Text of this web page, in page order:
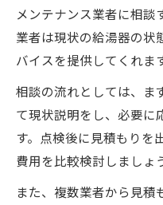
メンテナンス業者に相談
業者は現状の給湯器の状
バイスを提供してくれます
相談の流れとしては、ま
て現状説明をし、必要に
す。点検後に見積もりを
費用を比較検討しましょ
また、複数業者から見積